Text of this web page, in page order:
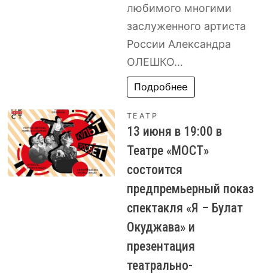
его
жены
любимого многими
заслуженного артиста
России Александра
ОЛЕШКО…
Подробнее
ТЕАТР
13 июня в 19:00 в
Театре «МОСТ»
состоится
предпремьерный показ
спектакля «Я – Булат
Окуджава» и
презентация
театрально-